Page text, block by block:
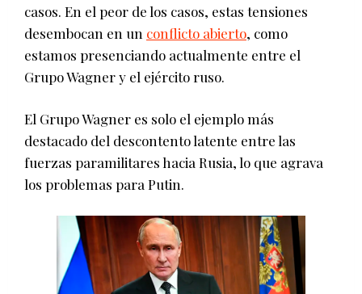
casos. En el peor de los casos, estas tensiones
desembocan en un conflicto abierto, como
estamos presenciando actualmente entre el
Grupo Wagner y el ejército ruso.
El Grupo Wagner es solo el ejemplo más
destacado del descontento latente entre las
fuerzas paramilitares hacia Rusia, lo que agrava
los problemas para Putin.